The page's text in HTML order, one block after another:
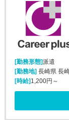
[勤務形態]派遣
[勤務地] 長崎県 長
[時給] 1,200円～